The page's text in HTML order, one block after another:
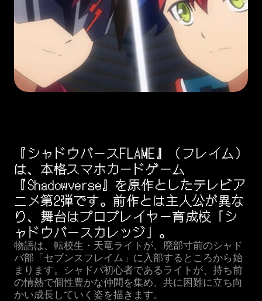
『シャドウバースFLAME』（フレイム）
は、本格スマホカードゲーム
『Shadowverse』を原作としたテレビア
ニメ第2弾です。前作とは主人公が異な
り、舞台はプロプレイヤー育成校「シ
ャドウバースカレッジ」。
物語は、転校生・天竜ライトが、廃部寸前のシャド
バ部「セブンスフレイム」に入部するところから始
まります。シャドバ初心者であるライトが、持ち前
の情熱で個性豊かな仲間を集め、共に困難に立ち向
かい成長していく姿を描きます。